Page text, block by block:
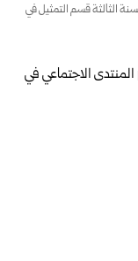
السنة الثالثة قسم التمثيل في